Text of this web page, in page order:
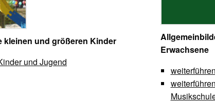
kleinen und größeren Kinder
und Jugend
Erwachsene